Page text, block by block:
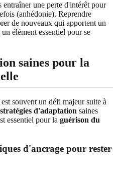
une perte d'intérêt pour
(anhédonie). Reprendre
de nouveaux qui apportent un
élément essentiel pour se
saines pour la
souvent un défi majeur suite à
stratégies d'adaptation saines
essentiel pour la guérison du
d'ancrage pour rester